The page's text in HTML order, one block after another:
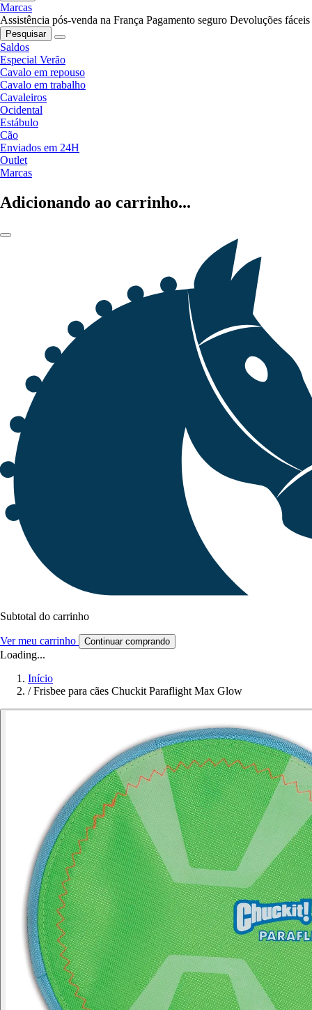
Marcas
Assistência pós-venda na França Pagamento seguro Devoluções fáceis
Pesquisar
Saldos
Especial Verão
Cavalo em repouso
Cavalo em trabalho
Cavaleiros
Ocidental
Estábulo
Cão
Enviados em 24H
Outlet
Marcas
Adicionando ao carrinho...
Subtotal do carrinho
Ver meu carrinho Continuar comprando
Loading...
Início
/ Frisbee para cães Chuckit Paraflight Max Glow